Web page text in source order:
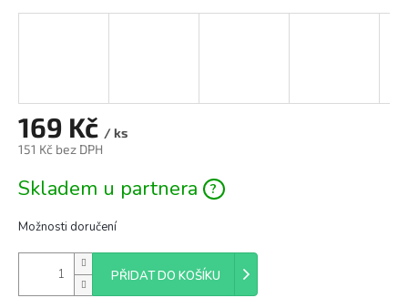
169 Kč / ks
151 Kč bez DPH
cena:
Skladem u partnera
Možnosti doručení
PŘIDAT DO KOŠÍKU